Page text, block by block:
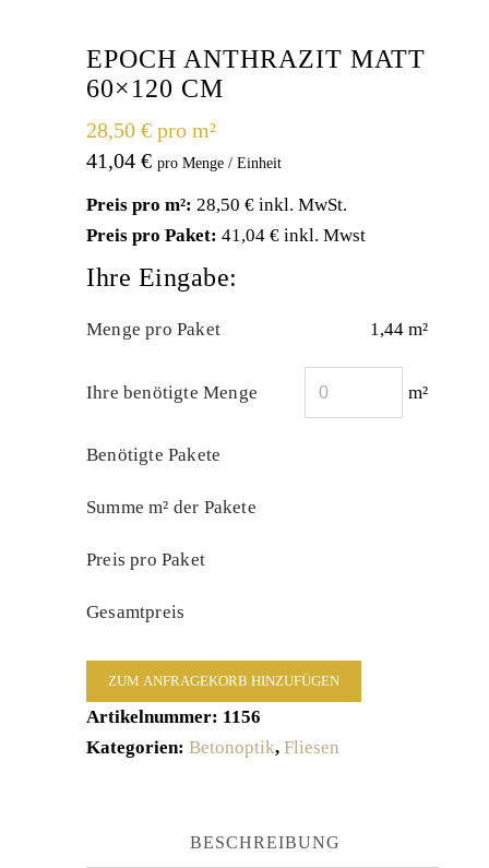
EPOCH ANTHRAZIT MATT
60×120 CM
28,50 € pro m²
41,04 €
Preis pro m²: 28,50 € inkl. MwSt.
Preis pro Paket: 41,04 € inkl. Mwst
Ihre Eingabe:
Menge pro Paket 1,44 m²
Ihre benötigte Menge m²
Benötigte Pakete
Summe m² der Pakete
Preis pro Paket
Gesamtpreis
ZUM ANFRAGEKORB HINZUFÜGEN
Artikelnummer: 1156
Kategorien: Betonoptik, Fliesen
BESCHREIBUNG